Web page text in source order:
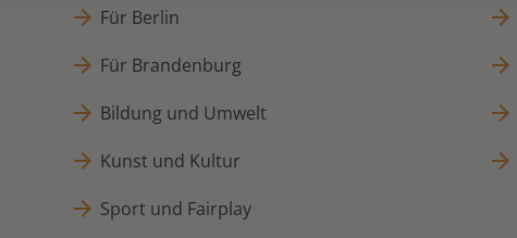
Für Berlin
Für Brandenburg
Bildung und Umwelt
Kunst und Kultur
Sport und Fairplay